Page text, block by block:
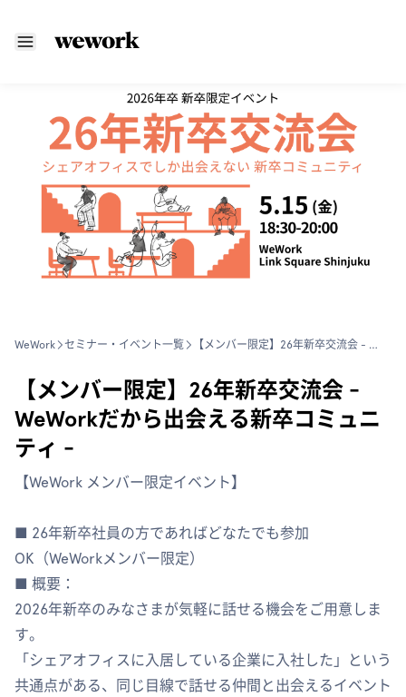
WeWork セミナー・イベント一覧 【メンバー限定】26年新卒交流会 - WeWorkだから出会える新卒コミュニティ -
【メンバー限定】26年新卒交流会 -
WeWorkだから出会える新卒コミュニ
ティ -
【WeWork メンバー限定イベント】
■ 26年新卒社員の方であればどなたでも参加
OK（WeWorkメンバー限定）
■ 概要：
2026年新卒のみなさまが気軽に話せる機会をご用意しま
す。
「シェアオフィスに入居している企業に入社した」という
共通点がある、同じ目線で話せる仲間と出会えるイベント